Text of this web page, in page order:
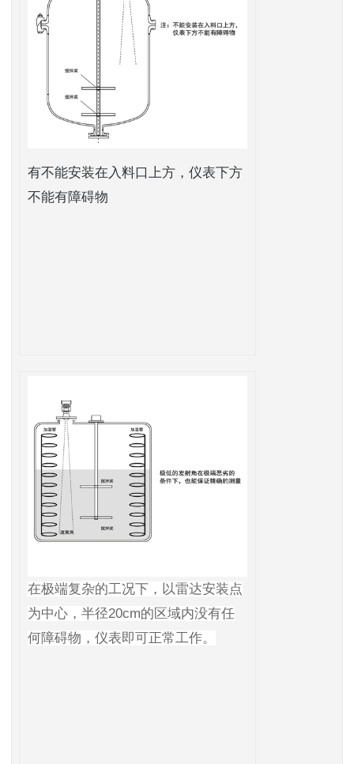
有不能安装在入料口上方，仪表下方
不能有障碍物
在极端复杂的工况下，以雷达安装点
为中心，半径20cm的区域内没有任
何障碍物，仪表即可正常工作。